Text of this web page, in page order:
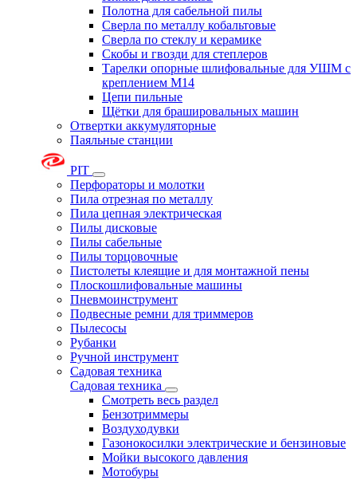
Полотна для сабельной пилы
Сверла по металлу кобальтовые
Сверла по стеклу и керамике
Скобы и гвозди для степлеров
Тарелки опорные шлифовальные для УШМ с
креплением М14
Цепи пильные
Щётки для брашировальных машин
Отвертки аккумуляторные
Паяльные станции
PIT
Перфораторы и молотки
Пила отрезная по металлу
Пила цепная электрическая
Пилы дисковые
Пилы сабельные
Пилы торцовочные
Пистолеты клеящие и для монтажной пены
Плоскошлифовальные машины
Пневмоинструмент
Подвесные ремни для триммеров
Пылесосы
Рубанки
Ручной инструмент
Садовая техника
Садовая техника
Смотреть весь раздел
Бензотриммеры
Воздуходувки
Газонокосилки электрические и бензиновые
Мойки высокого давления
Мотобуры